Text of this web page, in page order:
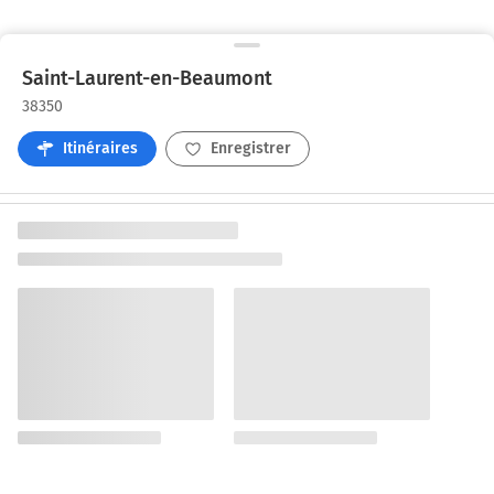
Saint-Laurent-en-Beaumont
38350
Itinéraires Enregistrer